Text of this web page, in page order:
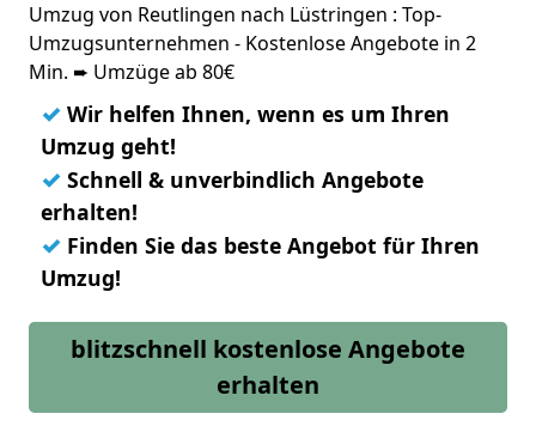
Umzug von Reutlingen nach Lüstringen : Top-
Umzugsunternehmen - Kostenlose Angebote in 2
Min. ➨ Umzüge ab 80€
✓ Wir helfen Ihnen, wenn es um Ihren
Umzug geht!
✓ Schnell & unverbindlich Angebote
erhalten!
✓ Finden Sie das beste Angebot für Ihren
Umzug!
blitzschnell kostenlose Angebote
erhalten